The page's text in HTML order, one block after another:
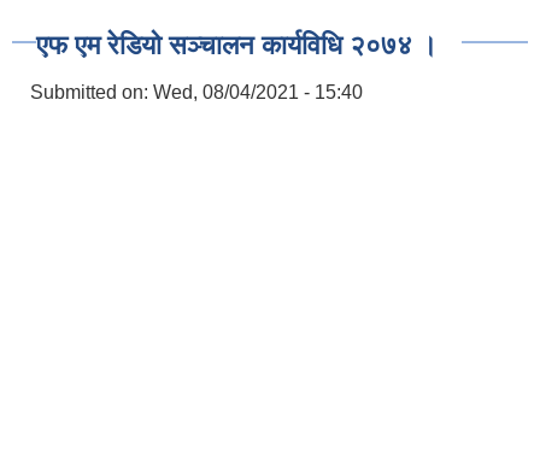
एफ एम रेडियो सञ्चालन कार्यविधि २०७४ ।
Submitted on: Wed, 08/04/2021 - 15:40